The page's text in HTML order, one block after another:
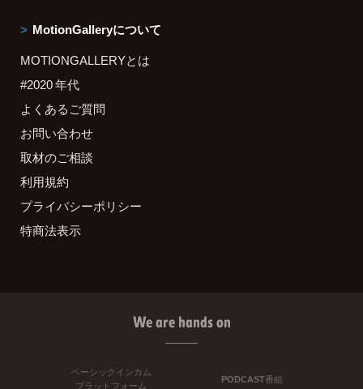
MotionGalleryについて
MOTIONGALLERYとは
#2020 年代
よくあるご質問
お問い合わせ
取材のご相談
利用規約
プライバシーポリシー
特商法表示
We are hands on
ベーシックインカム
プラットフォーム
PODCAST番組